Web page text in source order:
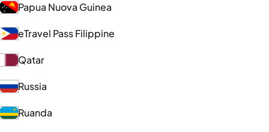
Papua Nuova Guinea
eTravel Pass Filippine
Qatar
Russia
Ruanda